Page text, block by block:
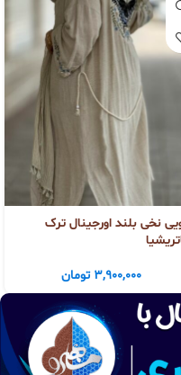
نخی بلند اورجینال ترک
3,900,000 تومان